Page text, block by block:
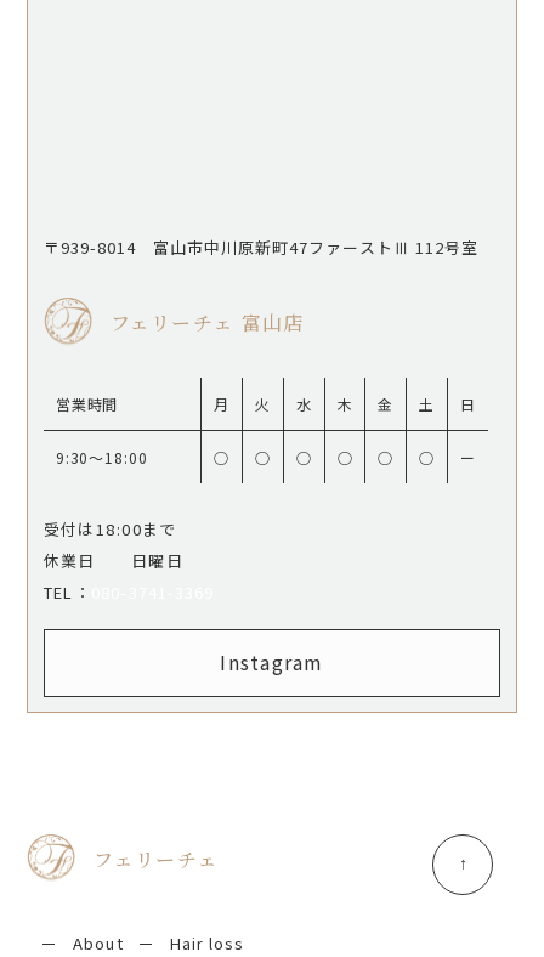
〒939-8014 富山市中川原新町47ファーストⅢ 112号室
フェリーチェ 富山店
営業時間 月 火 水 木 金 土 日
9:30〜18:00 ○ ○ ○ ○ ○ ○ ー
受付は18:00まで
休業日 日曜日
​​​​​​​TEL：
Instagram
フェリーチェ
About Hair loss